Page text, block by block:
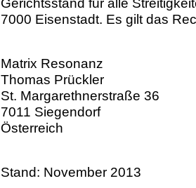
Gerichtsstand für alle
7000 Eisenstadt. Es gilt das
Matrix Resonanz
Thomas Prückler
St. Margarethnerstraße 36
7011 Siegendorf
Österreich
Stand: November 2013